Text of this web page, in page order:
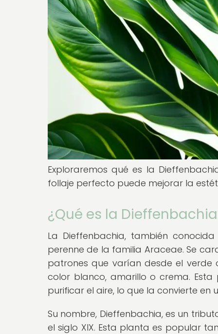
Exploraremos qué es la
follaje perfecto puede mejorar la
¿Qué es la
La Dieffenbachia, también
perenne de la familia Araceae. Se
patrones que varían desde el
color blanco, amarillo o crema.
purificar el aire, lo que la convierte en
Su nombre, Dieffenbachia, es un
el siglo XIX. Esta planta es popular